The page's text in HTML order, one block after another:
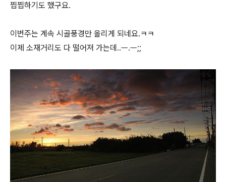
찝찝하기도 했구요.
이번주는 계속 시골풍경만 올리게 되네요.ㅋㅋ
이제 소재거리도 다 떨어져 가는데..ㅡ.ㅡ;;